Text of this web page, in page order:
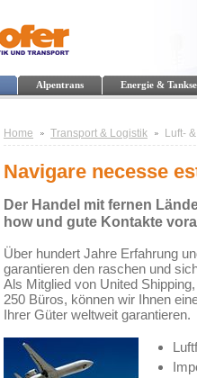
Alpentrans Energie &
Home Transport & Logistik Luft-
Navigare necesse
Der Handel mit fernen
how und gute Kontakte
Über hundert Jahre Erfahrung
garantieren den raschen und
Als Mitglied von United
250 Büros, können wir Ihnen
Ihrer Güter weltweit garantieren.